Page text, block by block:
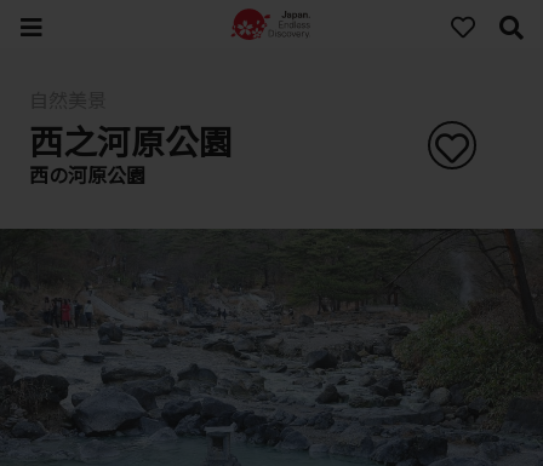
西之河原公園
西の河原公園